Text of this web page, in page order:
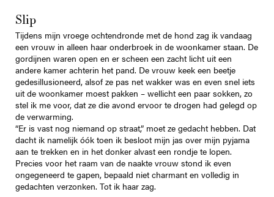
Slip
Tijdens mijn vroege ochtendronde met de hond zag ik vandaag
een vrouw in alleen haar onderbroek in de woonkamer staan. De
gordijnen waren open en er scheen een zacht licht uit een
andere kamer achterin het pand. De vrouw keek een beetje
gedesillusioneerd, alsof ze pas net wakker was en even snel iets
uit de woonkamer moest pakken – wellicht een paar sokken, zo
stel ik me voor, dat ze die avond ervoor te drogen had gelegd op
de verwarming.
“Er is vast nog niemand op straat,” moet ze gedacht hebben. Dat
dacht ik namelijk óók toen ik besloot mijn jas over mijn pyjama
aan te trekken en in het donker alvast een rondje te lopen.
Precies voor het raam van de naakte vrouw stond ik even
ongegeneerd te gapen, bepaald niet charmant en volledig in
gedachten verzonken. Tot ik haar zag.